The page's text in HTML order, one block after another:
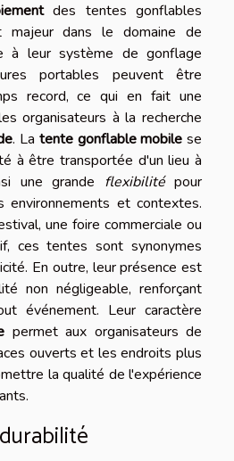
des tentes gonflables
majeur dans le domaine de
à leur système de gonflage
portables peuvent être
record, ce qui en fait une
organisateurs à la recherche
. La tente gonflable mobile se
à être transportée d'un lieu à
une grande flexibilitépour
environnements et contextes.
une foire commerciale ou
ces tentes sont synonymes
En outre, leur présence est
non négligeable, renforçant
événement. Leur caractère
permet aux organisateurs de
ouverts et les endroits plus
la qualité de l'expérience